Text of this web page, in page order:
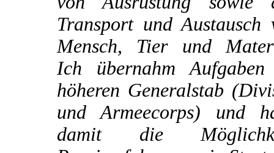
Transport und Austausch
Mensch, Tier und
Ich übernahm
höheren Generalstab
und Armeecorps) und
damit die